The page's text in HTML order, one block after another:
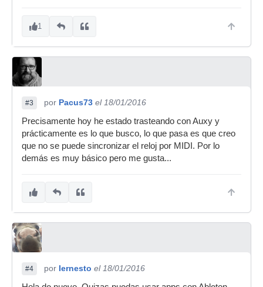
1
#3 por Pacus73 el 18/01/2016
Precisamente hoy he estado trasteando con Auxy y
prácticamente es lo que busco, lo que pasa es que creo
que no se puede sincronizar el reloj por MIDI. Por lo
demás es muy básico pero me gusta...
#4 por Iernesto el 18/01/2016